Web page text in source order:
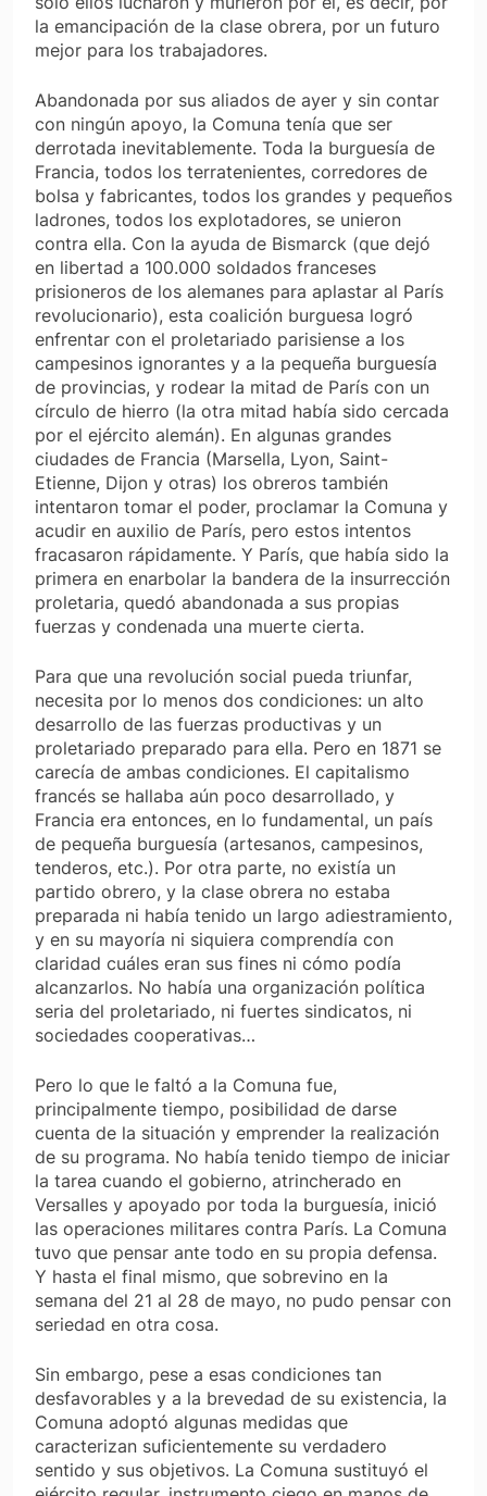
la emancipación de la clase obrera, por un futuro
mejor para los trabajadores.
Abandonada por sus aliados de ayer y sin contar
con ningún apoyo, la Comuna tenía que ser
derrotada inevitablemente. Toda la burguesía de
Francia, todos los terratenientes, corredores de
bolsa y fabricantes, todos los grandes y pequeños
ladrones, todos los explotadores, se unieron
contra ella. Con la ayuda de Bismarck (que dejó
en libertad a 100.000 soldados franceses
prisioneros de los alemanes para aplastar al París
revolucionario), esta coalición burguesa logró
enfrentar con el proletariado parisiense a los
campesinos ignorantes y a la pequeña burguesía
de provincias, y rodear la mitad de París con un
círculo de hierro (la otra mitad había sido cercada
por el ejército alemán). En algunas grandes
ciudades de Francia (Marsella, Lyon, Saint-
Etienne, Dijon y otras) los obreros también
intentaron tomar el poder, proclamar la Comuna y
acudir en auxilio de París, pero estos intentos
fracasaron rápidamente. Y París, que había sido la
primera en enarbolar la bandera de la insurrección
proletaria, quedó abandonada a sus propias
fuerzas y condenada una muerte cierta.
Para que una revolución social pueda triunfar,
necesita por lo menos dos condiciones: un alto
desarrollo de las fuerzas productivas y un
proletariado preparado para ella. Pero en 1871 se
carecía de ambas condiciones. El capitalismo
francés se hallaba aún poco desarrollado, y
Francia era entonces, en lo fundamental, un país
de pequeña burguesía (artesanos, campesinos,
tenderos, etc.). Por otra parte, no existía un
partido obrero, y la clase obrera no estaba
preparada ni había tenido un largo adiestramiento,
y en su mayoría ni siquiera comprendía con
claridad cuáles eran sus fines ni cómo podía
alcanzarlos. No había una organización política
seria del proletariado, ni fuertes sindicatos, ni
sociedades cooperativas…
Pero lo que le faltó a la Comuna fue,
principalmente tiempo, posibilidad de darse
cuenta de la situación y emprender la realización
de su programa. No había tenido tiempo de iniciar
la tarea cuando el gobierno, atrincherado en
Versalles y apoyado por toda la burguesía, inició
las operaciones militares contra París. La Comuna
tuvo que pensar ante todo en su propia defensa.
Y hasta el final mismo, que sobrevino en la
semana del 21 al 28 de mayo, no pudo pensar con
seriedad en otra cosa.
Sin embargo, pese a esas condiciones tan
desfavorables y a la brevedad de su existencia, la
Comuna adoptó algunas medidas que
caracterizan suficientemente su verdadero
sentido y sus objetivos. La Comuna sustituyó el